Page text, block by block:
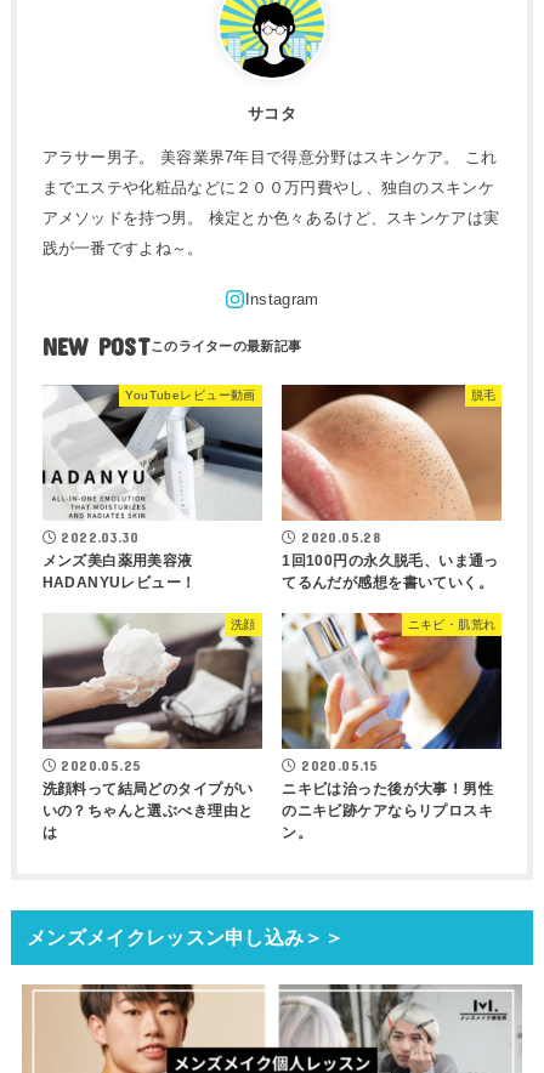
サコタ
アラサー男子。 美容業界7年目で得意分野はスキンケア。 これ
までエステや化粧品などに２００万円費やし、独自のスキンケ
アメソッドを持つ男。 検定とか色々あるけど、スキンケアは実
践が一番ですよね～。
NEW POST
YouTubeレビュー動画
2022.03.30
メンズ美白薬用美容液
HADANYUレビュー！
脱毛
2020.05.28
1回100円の永久脱毛、いま通っ
てるんだが感想を書いていく。
洗顔
2020.05.25
洗顔料って結局どのタイプがい
いの？ちゃんと選ぶべき理由と
は
ニキビ・肌荒れ
2020.05.15
ニキビは治った後が大事！男性
のニキビ跡ケアならリプロスキ
ン。
メンズメイクレッスン申し込み＞＞